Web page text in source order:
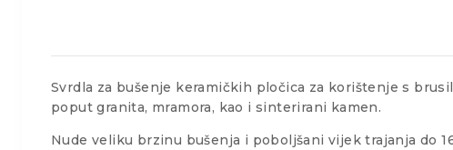
Svrdla za bušenje keramičkih pločica za korištenje s
poput granita, mramora, kao i sinterirani kamen.
Nude veliku brzinu bušenja i poboljšani vijek trajanja do